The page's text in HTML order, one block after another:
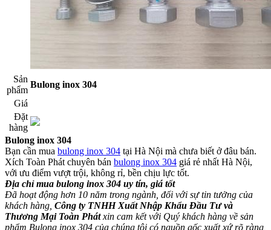
Sản
phẩm​
Bulong inox 304
Giá​
Đặt
hàng​
Bulong inox 304
Bạn cần mua bulong inox 304 tại Hà Nội mà chưa biết ở đâu bán.
Xích Toàn Phát chuyên bán bulong inox 304 giá rẻ nhất Hà Nội,
với ưu điểm vượt trội, không rỉ, bền chịu lực tốt.
Địa chỉ mua bulong inox 304 uy tín, giá tốt
Đã hoạt động hơn 10 năm trong ngành, đối với sự tin tưởng của
khách hàng, Công ty TNHH Xuất Nhập Khẩu Đầu Tư và
Thương Mại Toàn Phátxin cam kết với Quý khách hàng về sản
phẩm Bulong inox 304 của chúng tôi có nguồn gốc xuất xứ rõ ràng,